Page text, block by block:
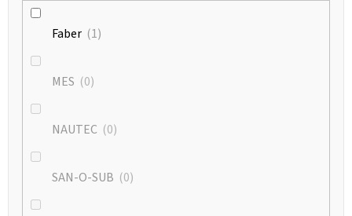
Faber 1
MES 0
NAUTEC 0
SAN-O-SUB 0